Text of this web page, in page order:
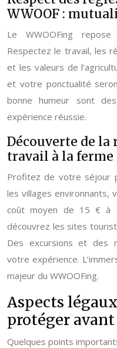
WWOOF :
Le WWOOFing
Respectez le travail, les
et les valeurs de
et votre ponctualité
bonne humeur sont
expérience réussie.
Découverte de la
travail à la ferme
Profitez de votre séjour
les villages environnants,
coût moyen de 15 € à
découvrez les sites
Des excursions et des
votre expérience.
majeur du WWOOFing.
Aspects
protéger
Quelques points